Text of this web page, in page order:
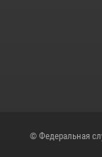
© Федеральная